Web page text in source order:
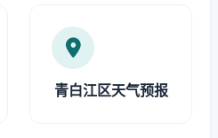
青白江区天气预报